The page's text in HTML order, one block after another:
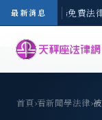
最新消息
-8/3(一) 現場免費法
首頁›看新聞學法律›